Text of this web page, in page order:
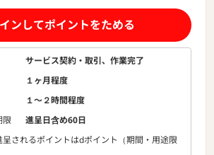
共に「衛生」に対する考え方も大きく変
は、お客様の変化するご要望にいつでも
キレイ」から、
・安心」まで、
ります。
ンしてポイントをためる
サービス契約・取引、作業完了
１ヶ月程度
１〜２時間程度
限
進呈日含め60日
されるポイントはdポイント（期間・用途限